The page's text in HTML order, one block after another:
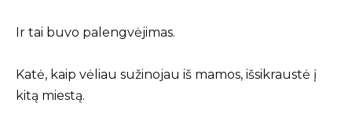
Ir tai buvo palengvėjimas.
Katė, kaip vėliau sužinojau iš mamos, išsikraustė į
kitą miestą.